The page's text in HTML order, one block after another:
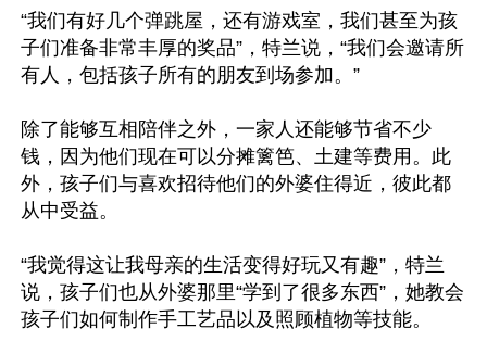
“我们有好几个弹跳屋，还有游戏室，我们甚至为孩
子们准备非常丰厚的奖品”，特兰说，“我们会邀请所
有人，包括孩子所有的朋友到场参加。”
除了能够互相陪伴之外，一家人还能够节省不少
钱，因为他们现在可以分摊篱笆、土建等费用。此
外，孩子们与喜欢招待他们的外婆住得近，彼此都
从中受益。
“我觉得这让我母亲的生活变得好玩又有趣”，特兰
说，孩子们也从外婆那里“学到了很多东西”，她教会
孩子们如何制作手工艺品以及照顾植物等技能。